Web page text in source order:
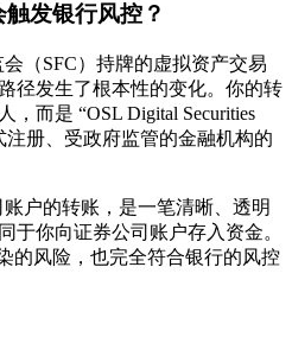
发银行风控？
（SFC）持牌的虚拟资产交易
径发生了根本性的变化。你的转
，而是 “OSL Digital Securities
册、受政府监管的金融机构的
户的转账，是一笔清晰、透明
于你向证券公司账户存入资金。
的风险，也完全符合银行的风控